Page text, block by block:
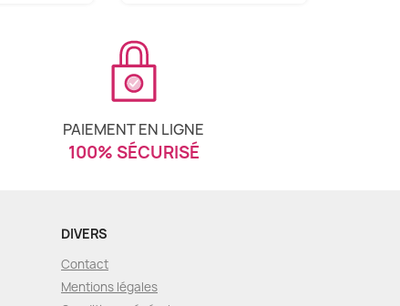
PAIEMENT EN LIGNE
100% SÉCURISÉ
DIVERS
Contact
Mentions légales